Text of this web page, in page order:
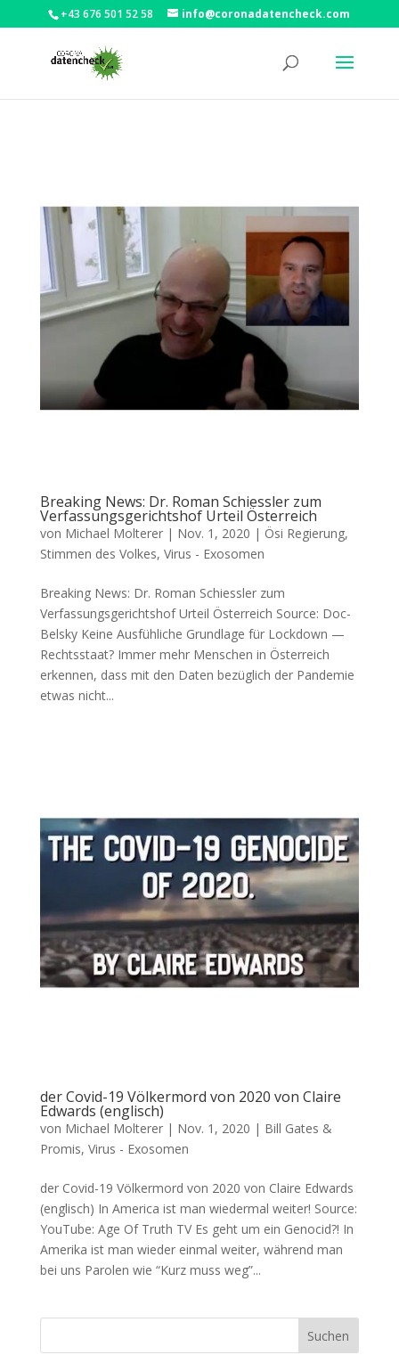
+43 676 501 52 58 info@coronadatencheck.com
Breaking News: Dr. Roman Schiessler zum
Verfassungsgerichtshof Urteil Österreich
von Michael Molterer| Nov. 1, 2020 | Ösi Regierung,
Stimmen des Volkes, Virus - Exosomen
Breaking News: Dr. Roman Schiessler zum
Verfassungsgerichtshof Urteil Österreich Source: Doc­
Belsky Kei­ne Aus­füh­li­che Grund­la­ge für Lock­down —
Rechtsstaat? Immer mehr Men­schen in Öster­reich
erken­nen, dass mit den Daten bezüg­lich der Pan­de­mie
etwas nicht...
der Covid-19 Völkermord von 2020 von Claire
Edwards (englisch)
von Michael Molterer| Nov. 1, 2020 | Bill Gates &
Promis, Virus - Exosomen
der Covid-19 Völkermord von 2020 von Claire Edwards
(englisch) In Ame­ri­ca ist man wie­der­mal weiter! Source:
You­Tube: Age Of Truth TV Es geht um ein Genocid?! In
Ame­ri­ka ist man wie­der ein­mal wei­ter, wäh­rend man
bei uns Paro­len wie “Kurz muss weg”...